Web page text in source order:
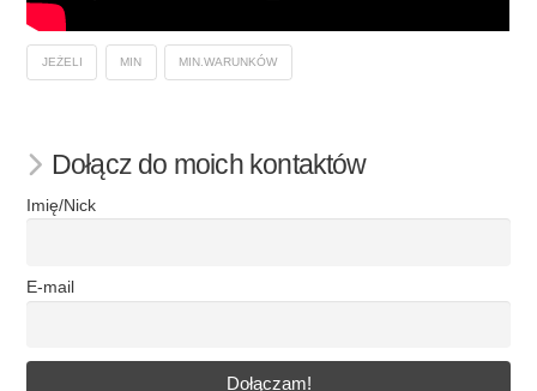
JEŻELI MIN MIN.WARUNKÓW
Dołącz do moich kontaktów
Imię/Nick
E-mail